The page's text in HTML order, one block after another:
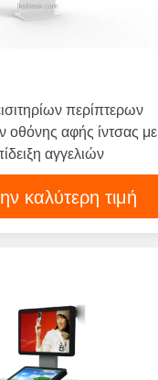
περίπτερων
οθόνης αφής ίντσας με
αγγελιών
καλύτερη τιμή